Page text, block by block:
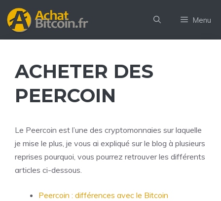
Aller
au
contenu
Menu
ACHETER DES
PEERCOIN
Le Peercoin est l’une des cryptomonnaies sur laquelle
je mise le plus, je vous ai expliqué sur le blog à plusieurs
reprises pourquoi, vous pourrez retrouver les différents
articles ci-dessous.
Peercoin : différences avec le Bitcoin